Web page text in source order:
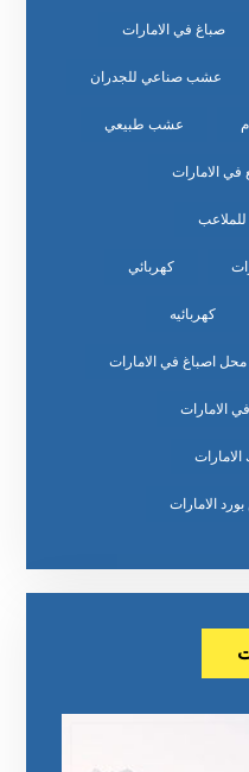
صباغ في الامارات
عشب صناعي للجدران
عشب طبيعي
الامارات
كهربائي
كهربائيه
محل اصباغ في الامارات
الامارات
الامارات